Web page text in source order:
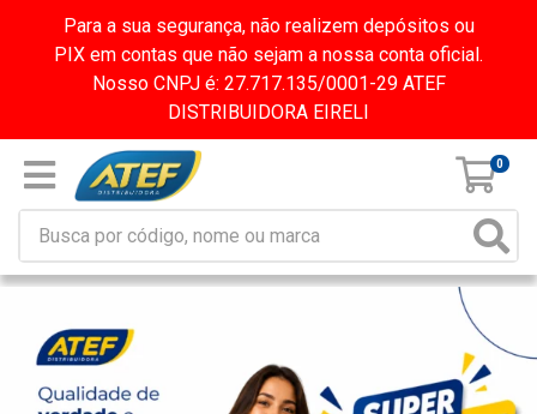
Para a sua segurança, não realizem depósitos ou
PIX em contas que não sejam a nossa conta oficial.
Nosso CNPJ é: 27.717.135/0001-29 ATEF
DISTRIBUIDORA EIRELI
0